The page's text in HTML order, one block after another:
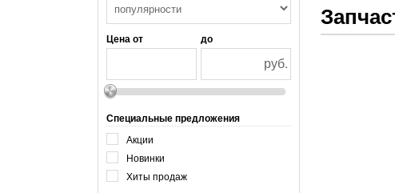
Цена от до
руб.
Специальные предложения
Акции
Новинки
Хиты продаж